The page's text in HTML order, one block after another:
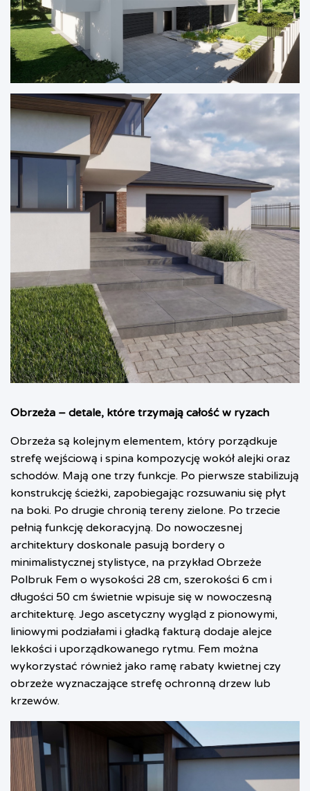
Obrzeża – detale, które trzymają całość w ryzach
Obrzeża są kolejnym elementem, który porządkuje
strefę wejściową i spina kompozycję wokół alejki oraz
schodów. Mają one trzy funkcje. Po pierwsze stabilizują
konstrukcję ścieżki, zapobiegając rozsuwaniu się płyt
na boki. Po drugie chronią tereny zielone. Po trzecie
pełnią funkcję dekoracyjną. Do nowoczesnej
architektury doskonale pasują bordery o
minimalistycznej stylistyce, na przykład Obrzeże
Polbruk Fem o wysokości 28 cm, szerokości 6 cm i
długości 50 cm świetnie wpisuje się w nowoczesną
architekturę. Jego ascetyczny wygląd z pionowymi,
liniowymi podziałami i gładką fakturą dodaje alejce
lekkości i uporządkowanego rytmu. Fem można
wykorzystać również jako ramę rabaty kwietnej czy
obrzeże wyznaczające strefę ochronną drzew lub
krzewów.